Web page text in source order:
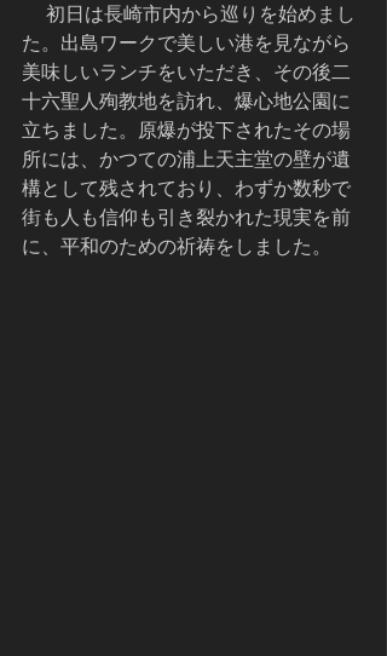
た。出島ワークで美しい港を見ながら
美味しいランチをいただき、その後二
十六聖人殉教地を訪れ、爆心地公園に
立ちました。原爆が投下されたその場
所には、かつての浦上天主堂の壁が遺
構として残されており、わずか数秒で
街も人も信仰も引き裂かれた現実を前
に、平和のための祈祷をしました。